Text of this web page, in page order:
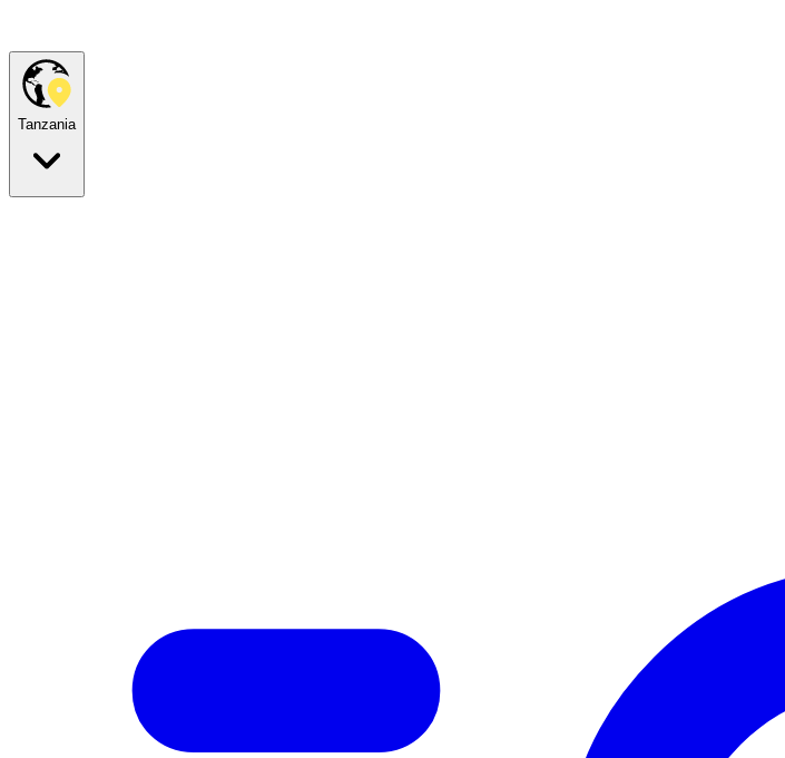
Tanzania